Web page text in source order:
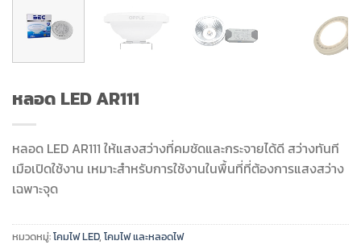
หลอด LED AR111
หลอด LED AR111 ให้แสงสว่างที่คมชัดและกระจายได้ดี สว่างทันที
เมือเปิดใช้งาน เหมาะสำหรับการใช้งานในพื้นที่ที่ต้องการแสงสว่าง
เฉพาะจุด
หมวดหมู่:โคมไฟ LED, โคมไฟ และหลอดไฟ